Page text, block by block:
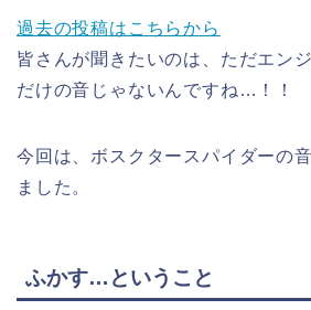
過去の投稿はこちらから
皆さんが聞きたいのは、ただエン
だけの音じゃないんですね…！！
今回は、ボスクタースパイダーの
ました。
ふかす…ということ